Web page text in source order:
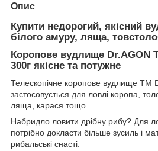
Опис
Купити недорогий, якісний
білого амуру, ляща,
Коропове вудлище Dr.AGON
300г якісне та потужне
Телескопічне коропове вудлище ТМ
застосовується для ловлі коропа,
ляща, карася тощо.
Набридло ловити дрібну рибу? Для
потрібно докласти більше зусиль і
рибальські снасті.